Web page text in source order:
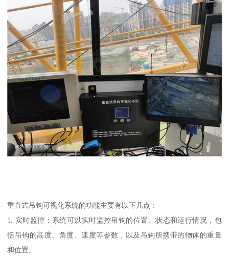
重直式吊钩可视化系统的功能主要有以下几点：
1. 实时监控：系统可以实时监控吊钩的位置、状态和运行情况，包
括吊钩的高度、角度、速度等参数，以及吊钩所携带的物体的重量
和位置。